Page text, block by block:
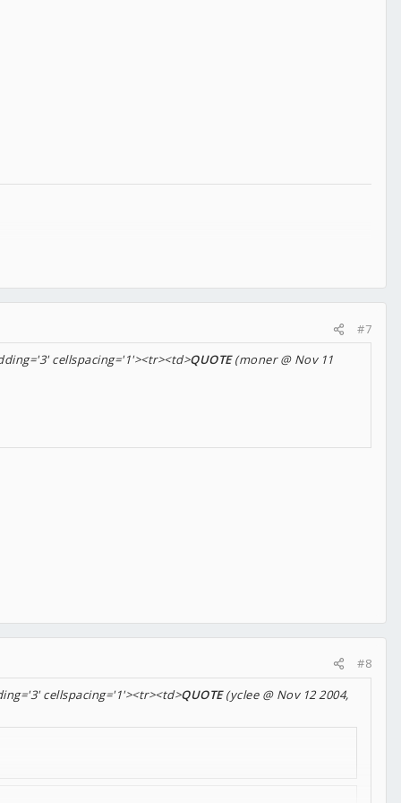
#7
cellspacing='1'><tr><td>QUOTE(moner @ Nov 11
#8
cellspacing='1'><tr><td>QUOTE(yclee @ Nov 12 2004,